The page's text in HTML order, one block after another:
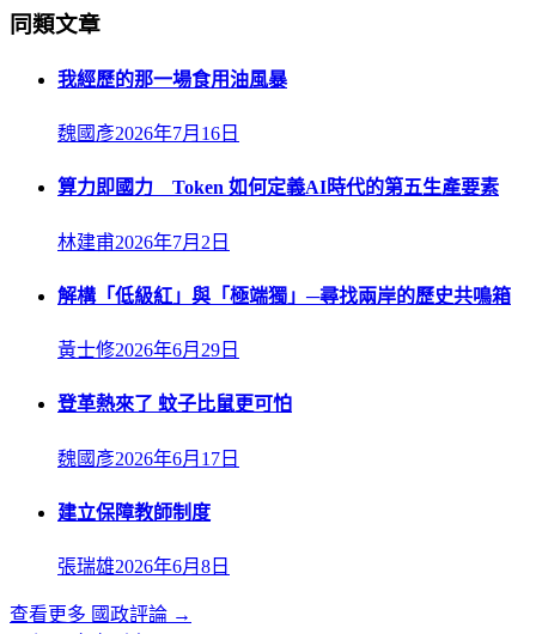
同類文章
我經歷的那一場食用油風暴
魏國彥2026年7月16日
算力即國力 Token 如何定義AI時代的第五生產要素
林建甫2026年7月2日
解構「低級紅」與「極端獨」─尋找兩岸的歷史共鳴箱
黃士修2026年6月29日
登革熱來了 蚊子比鼠更可怕
魏國彥2026年6月17日
建立保障教師制度
張瑞雄2026年6月8日
查看更多 國政評論 →